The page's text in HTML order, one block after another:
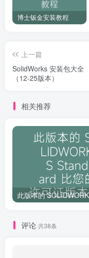
博士钣金安装教程
上一篇
SolidWorks 安装包大全
（12-25版本）
相关推荐
评论 共38条